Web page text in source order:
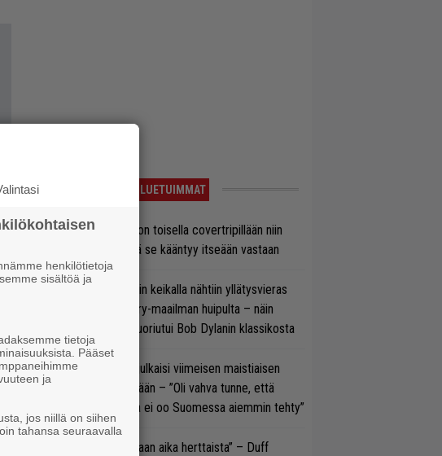
LUETUIMMAT
Arvio: Saimaa on toisella covertripillään niin
suvereeni, että se kääntyy itseään vastaan
Guns N’ Rosesin keikalla nähtiin yllätysvieras
suoraan country-maailman huipulta – näin
kokoonpano suoriutui Bob Dylanin klassikosta
Marko Annala julkaisi viimeisen maistiaisen
soolodebyytiltään – ”Oli vahva tunne, että
tällaista musaa ei oo Suomessa aiemmin tehty”
”Se oli oikeastaan aika herttaista” – Duff
henkilötietoja
sisältöä ja
tietoja
Pääset
ja
jos niillä on siihen
tahansa seuraavalla